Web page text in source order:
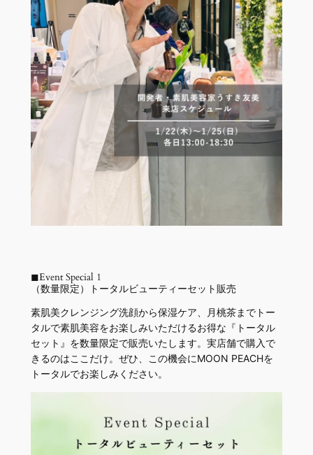
◼︎Event Special 1
（数量限定）トータルビューティーセット販売
素肌美クレンジング洗顔から保湿ケア、月桃茶までトー
タルで素肌美容をお楽しみいただけるお得な『トータル
セット』を数量限定で販売いたします。実店舗で購入で
きるのはここだけ。ぜひ、この機会にMOON PEACHを
トータルでお楽しみください。